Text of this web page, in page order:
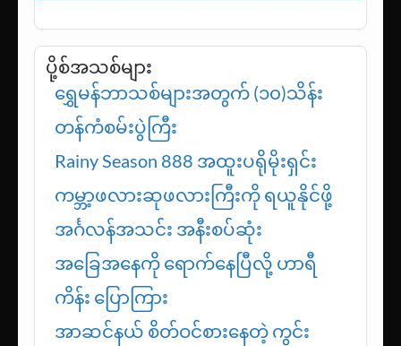
ပို့စ်အသစ်များ
ရွှေမန်ဘာသစ်များအတွက် (၁၀)သိန်း
တန်ကံစမ်းပွဲကြီး
Rainy Season 888 အထူးပရိုမိုးရှင်း
ကမ္ဘာ့ဖလားဆုဖလားကြီးကို ရယူနိုင်ဖို့
အင်္ဂလန်အသင်း အနီးစပ်ဆုံး
အခြေအနေကို ရောက်နေပြီလို့ ဟာရီ
ကိန်း ပြောကြား
အာဆင်နယ် စိတ်ဝင်စားနေတဲ့ ကွင်း